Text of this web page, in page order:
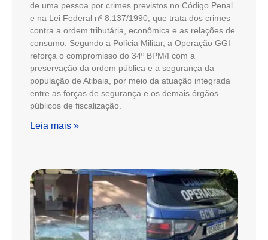
de uma pessoa por crimes previstos no Código Penal
e na Lei Federal nº 8.137/1990, que trata dos crimes
contra a ordem tributária, econômica e as relações de
consumo. Segundo a Polícia Militar, a Operação GGI
reforça o compromisso do 34º BPM/I com a
preservação da ordem pública e a segurança da
população de Atibaia, por meio da atuação integrada
entre as forças de segurança e os demais órgãos
públicos de fiscalização.
Leia mais »